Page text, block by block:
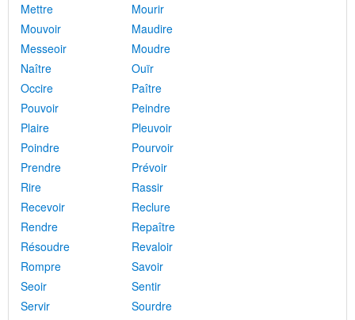
Mettre
Mourir
Mouvoir
Maudire
Messeoir
Moudre
Naître
Ouïr
Occire
Paître
Pouvoir
Peindre
Plaire
Pleuvoir
Poindre
Pourvoir
Prendre
Prévoir
Rire
Rassir
Recevoir
Reclure
Rendre
Repaître
Résoudre
Revaloir
Rompre
Savoir
Seoir
Sentir
Servir
Sourdre